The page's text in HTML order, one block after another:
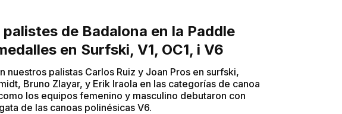
de Badalona en la Paddle
en Surfski, V1, OC1, i V6
nuestros palistas Carlos Ruiz y Joan Pros en surfski,
Bruno Zlayar, y Erik Iraola en las categorías de canoa
los equipos femenino y masculino debutaron con
de las canoas polinésicas V6.